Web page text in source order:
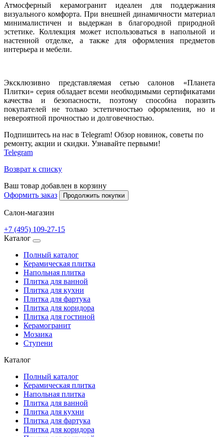
Атмосферный керамогранит идеален для поддержания
визуального комфорта. При внешней динамичности материал
минималистичен и выдержан в благородной природной
эстетике. Коллекция может использоваться в напольной и
настенной отделке, а также для оформления предметов
интерьера и мебели.
Эксклюзивно представляемая сетью салонов «Планета
Плитки» серия обладает всеми необходимыми сертификатами
качества и безопасности, поэтому способна поразить
покупателей не только эстетичностью оформления, но и
невероятной прочностью и долговечностью.
Подпишитесь на нас в Telegram! Обзор новинок, советы по
ремонту, акции и скидки. Узнавайте первыми!
Telegram
Возврат к списку
Ваш товар добавлен в корзину
Оформить заказ
Продолжить покупки
Салон-магазин
+7 (495) 109-27-15
Каталог
Полный каталог
Керамическая плитка
Напольная плитка
Плитка для ванной
Плитка для кухни
Плитка для фартука
Плитка для коридора
Плитка для гостиной
Керамогранит
Мозаика
Ступени
Каталог
Полный каталог
Керамическая плитка
Напольная плитка
Плитка для ванной
Плитка для кухни
Плитка для фартука
Плитка для коридора